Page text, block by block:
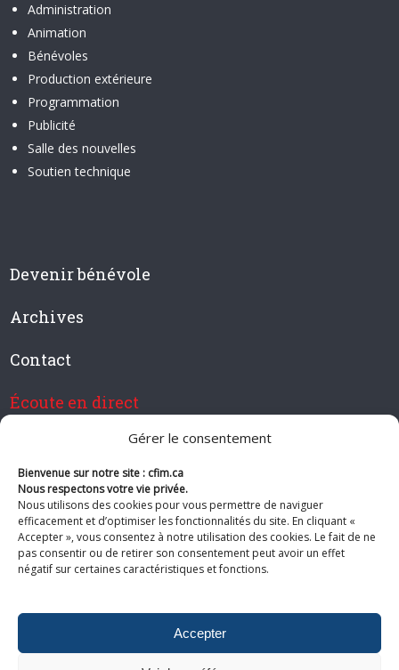
Gérer le consentement
Bienvenue sur notre site : cfim.ca
Nous respectons votre vie privée.
Nous utilisons des cookies pour vous permettre de naviguer
efficacement et d’optimiser les fonctionnalités du site. En cliquant «
Accepter », vous consentez à notre utilisation des cookies. Le fait de ne
pas consentir ou de retirer son consentement peut avoir un effet
négatif sur certaines caractéristiques et fonctions.
Accepter
Administration
Animation
Bénévoles
Production extérieure
Programmation
Publicité
Salle des nouvelles
Soutien technique
Devenir bénévole
Archives
Contact
Écoute en direct
Devenir membre de CFIM
Suivez-nous